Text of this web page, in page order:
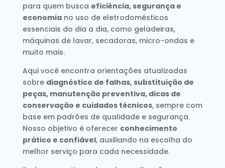
para quem busca eficiência, segurança e
economiano uso de eletrodomésticos
essenciais do dia a dia, como geladeiras,
máquinas de lavar, secadoras, micro-ondas e
muito mais.
Aqui você encontra orientações atualizadas
sobre diagnóstico de falhas, substituição de
peças, manutenção preventiva, dicas de
conservação e cuidados técnicos, sempre com
base em padrões de qualidade e segurança.
Nosso objetivo é oferecer conhecimento
prático e confiável, auxiliando na escolha do
melhor serviço para cada necessidade.